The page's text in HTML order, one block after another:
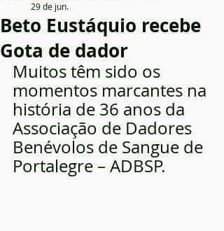
Beto Eustáquio recebe
Gota de dador
29 de jun.
Muitos têm sido os
momentos marcantes na
história de 36 anos da
Associação de Dadores
Benévolos de Sangue de
Portalegre – ADBSP.